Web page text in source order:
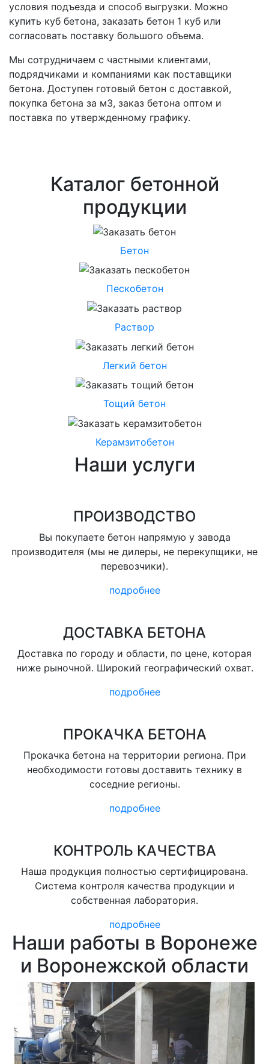
условия подъезда и способ выгрузки. Можно
купить куб бетона, заказать бетон 1 куб или
согласовать поставку большого объема.
Мы сотрудничаем с частными клиентами,
подрядчиками и компаниями как поставщики
бетона. Доступен готовый бетон с доставкой,
покупка бетона за м3, заказ бетона оптом и
поставка по утвержденному графику.
Каталог бетонной
продукции
Бетон
Пескобетон
Раствор
Легкий бетон
Тощий бетон
Керамзитобетон
Наши услуги
ПРОИЗВОДСТВО
Вы покупаете бетон напрямую у завода
производителя (мы не дилеры, не перекупщики, не
перевозчики).
подробнее
ДОСТАВКА БЕТОНА
Доставка по городу и области, по цене, которая
ниже рыночной. Широкий географический охват.
подробнее
ПРОКАЧКА БЕТОНА
Прокачка бетона на территории региона. При
необходимости готовы доставить технику в
соседние регионы.
подробнее
КОНТРОЛЬ КАЧЕСТВА
Наша продукция полностью сертифицирована.
Система контроля качества продукции и
собственная лаборатория.
подробнее
Наши работы в Воронеже
и Воронежской области